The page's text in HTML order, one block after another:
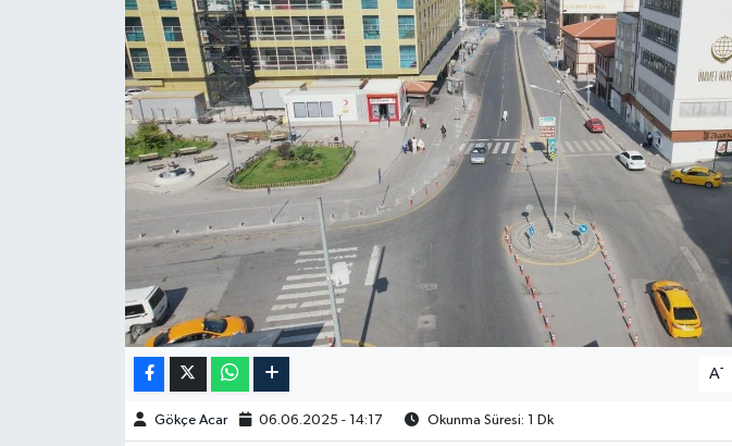
A-
Gökçe Acar 06.06.2025 - 14:17 Okunma Süresi: 1 Dk
Magazin
Burç Yorumları
Hava Durumu
Kim kimdir?